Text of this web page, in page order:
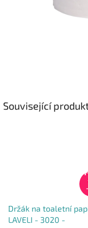
Související
Držák na toaletní
LAVELI - 3020 -